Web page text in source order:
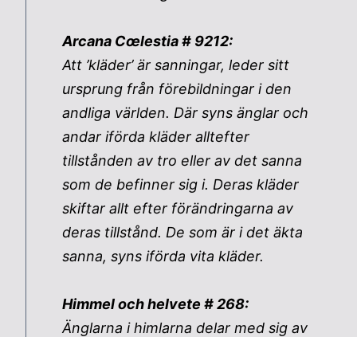
Arcana Cœlestia # 9212:
Att ’kläder’ är sanningar, leder sitt
ursprung från förebildningar i den
andliga världen. Där syns änglar och
andar iförda kläder alltefter
tillstånden av tro eller av det sanna
som de befinner sig i. Deras kläder
skiftar allt efter förändringarna av
deras tillstånd. De som är i det äkta
sanna, syns iförda vita kläder.
Himmel och helvete # 268:
Änglarna i himlarna delar med sig av